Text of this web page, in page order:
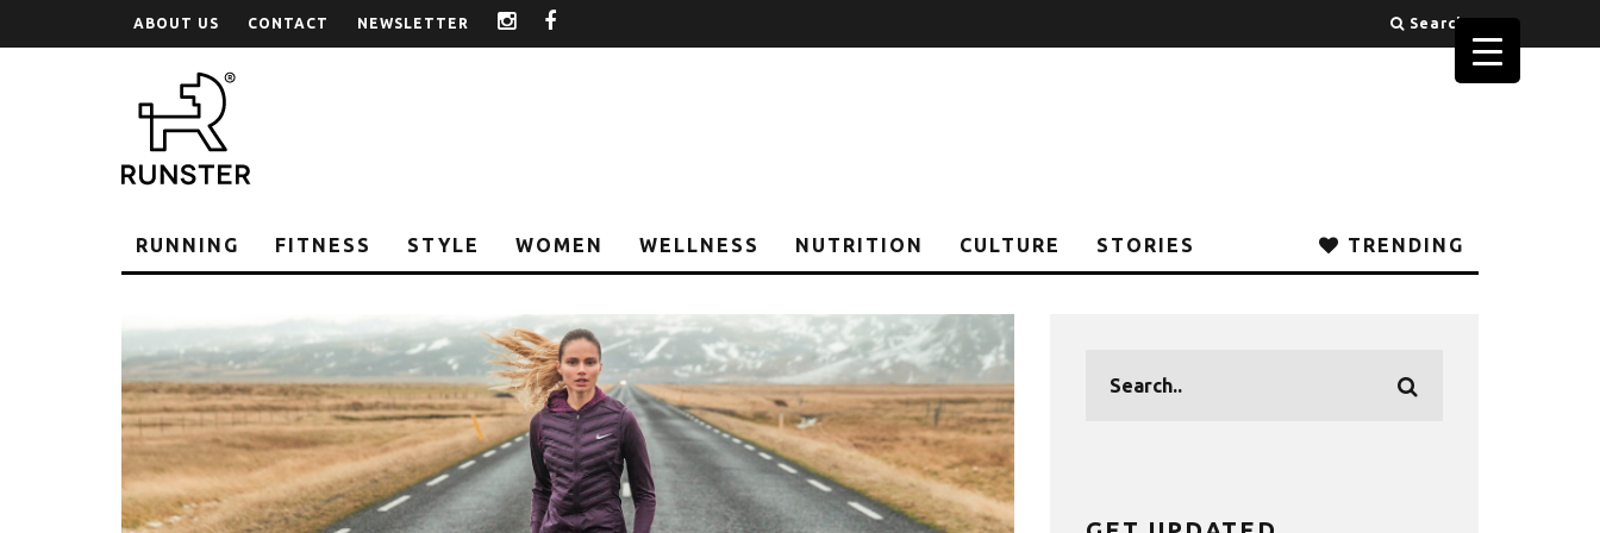
ABOUT US CONTACT NEWSLETTER instagram Search
RUNNING FITNESS STYLE WOMEN WELLNESS NUTRITION CULTURE STORIES TRENDING